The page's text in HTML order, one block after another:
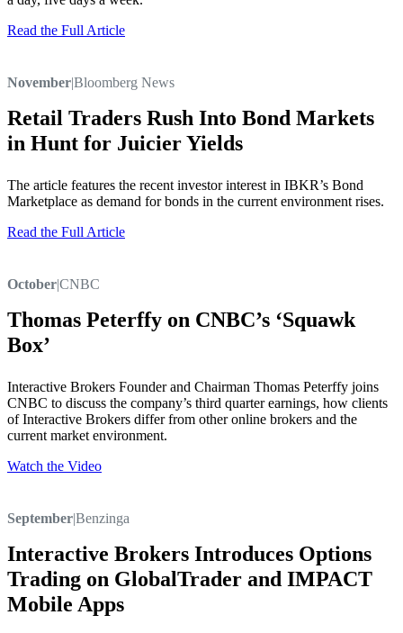
Read the Full Article
November|Bloomberg News
Retail Traders Rush Into Bond Markets
in Hunt for Juicier Yields
The article features the recent investor interest in IBKR’s Bond
Marketplace as demand for bonds in the current environment rises.
Read the Full Article
October|CNBC
Thomas Peterffy on CNBC’s ‘Squawk
Box’
Interactive Brokers Founder and Chairman Thomas Peterffy joins
CNBC to discuss the company’s third quarter earnings, how clients
of Interactive Brokers differ from other online brokers and the
current market environment.
Watch the Video
September|Benzinga
Interactive Brokers Introduces Options
Trading on GlobalTrader and IMPACT
Mobile Apps